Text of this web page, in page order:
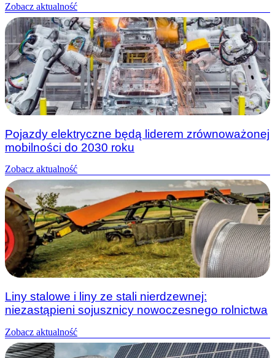
Zobacz aktualność
Pojazdy elektryczne będą liderem zrównoważonej
mobilności do 2030 roku
Zobacz aktualność
Liny stalowe i liny ze stali nierdzewnej:
niezastąpieni sojusznicy nowoczesnego rolnictwa
Zobacz aktualność